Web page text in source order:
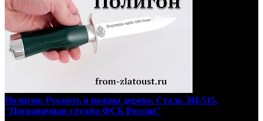
Полигон. Рукоять и ножны дерево. Сталь ЭИ-515.
"Пограничная служба ФСБ России"